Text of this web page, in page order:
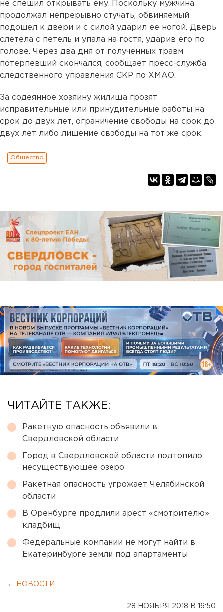
не спешил открывать ему. Поскольку мужчина
продолжал непрерывно стучать, обвиняемый
подошел к двери и с силой ударил ее ногой. Дверь
слетела с петель и упала на гостя, ударив его по
голове. Через два дня от полученных травм
потерпевший скончался, сообщает пресс-служба
следственного управления СКР по ХМАО.
За содеянное хозяину жилища грозят
исправительные или принудительные работы на
срок до двух лет, ограничение свободы на срок до
двух лет либо лишение свободы на тот же срок.
Общество
ЧИТАЙТЕ ТАКЖЕ:
Ракетную опасность объявили в
Свердловской области
Город в Свердловской области подтопило
несуществующее озеро
Ракетная опасность угрожает Челябинской
области
В Оренбурге продлили арест «смотрителю»
кладбищ
Федеральные компании не могут найти в
Екатеринбурге земли под апартаменты
← НОВОСТИ
28 НОЯБРЯ 2018 В 16:50